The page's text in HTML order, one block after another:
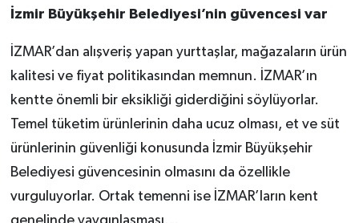
İzmir Büyükşehir Belediyesi’nin güvencesi var
İZMAR’dan alışveriş yapan yurttaşlar, mağazaların ürün
kalitesi ve fiyat politikasından memnun. İZMAR’ın
kentte önemli bir eksikliği giderdiğini söylüyorlar.
Temel tüketim ürünlerinin daha ucuz olması, et ve süt
ürünlerinin güvenliği konusunda İzmir Büyükşehir
Belediyesi güvencesinin olmasını da özellikle
vurguluyorlar. Ortak temenni ise İZMAR’ların kent